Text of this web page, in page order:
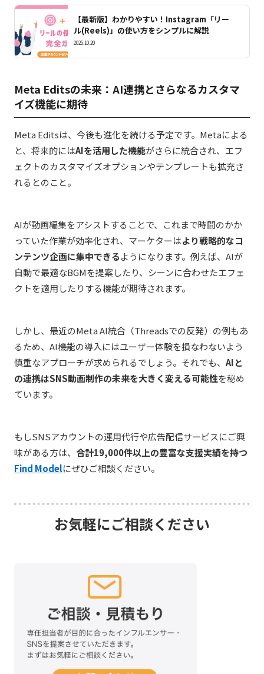
【最新版】わかりやすい！Instagram「リー
ル(Reels)」の使い方をシンプルに解説
2025.10.20
Meta Editsの未来：AI連携とさらなるカスタマ
イズ機能に期待
Meta Editsは、今後も進化を続ける予定です。Metaによる
と、将来的にはAIを活用した機能がさらに統合され、エフ
ェクトのカスタマイズオプションやテンプレートも拡充さ
れるとのこと。
AIが動画編集をアシストすることで、これまで時間のかか
っていた作業が効率化され、マーケターはより戦略的なコ
ンテンツ企画に集中できるようになります。例えば、AIが
自動で最適なBGMを提案したり、シーンに合わせたエフェ
クトを適用したりする機能が期待されます。
しかし、最近のMeta AI統合（Threadsでの反発）の例もあ
るため、AI機能の導入にはユーザー体験を損なわないよう
慎重なアプローチが求められるでしょう。それでも、 AIと
の連携はSNS動画制作の未来を大きく変える可能性を秘め
ています。
もしSNSアカウントの運用代行や広告配信サービスにご興
味がある方は、 合計19,000件以上の豊富な支援実績を持つ
Find Modelにぜひご相談ください。
お気軽にご相談ください